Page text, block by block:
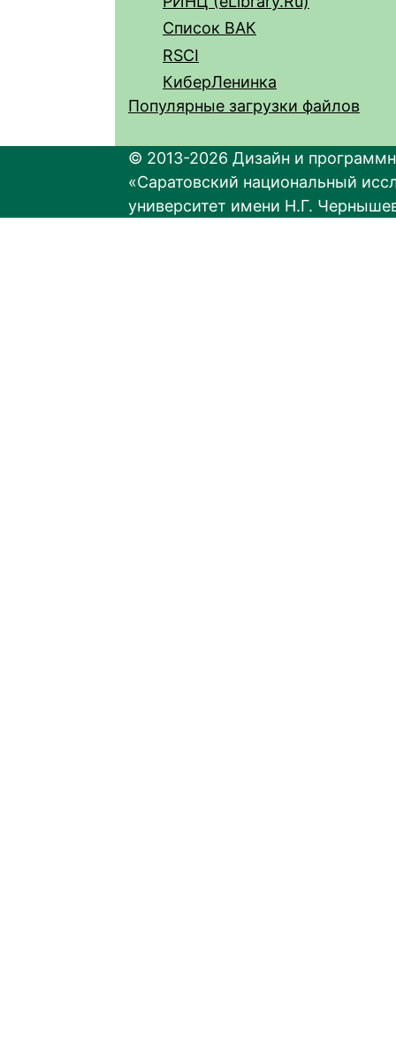
Список ВАК
RSCI
КиберЛенинка
Популярные загрузки файлов
© 2013-2026 Дизайн и
«Саратовский национальный
университет имени Н.Г.